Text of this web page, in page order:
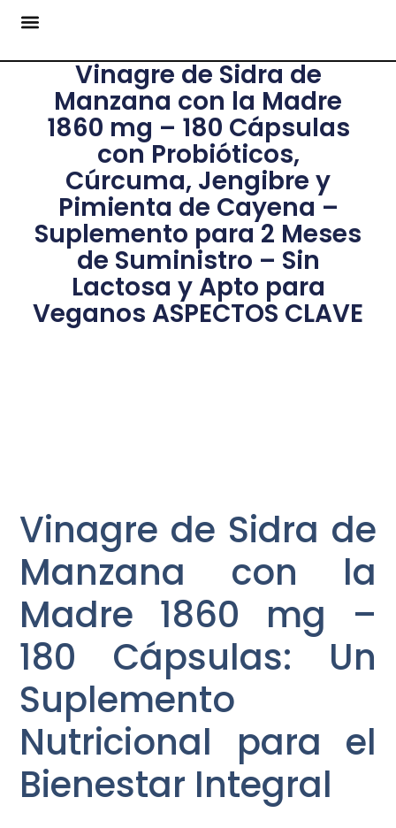
Vinagre de Sidra de
Manzana con la Madre
1860 mg – 180 Cápsulas
con Probióticos,
Cúrcuma, Jengibre y
Pimienta de Cayena –
Suplemento para 2 Meses
de Suministro – Sin
Lactosa y Apto para
Veganos ASPECTOS CLAVE
Vinagre de Sidra de
Manzana con la
Madre 1860 mg –
180 Cápsulas: Un
Suplemento
Nutricional para el
Bienestar Integral